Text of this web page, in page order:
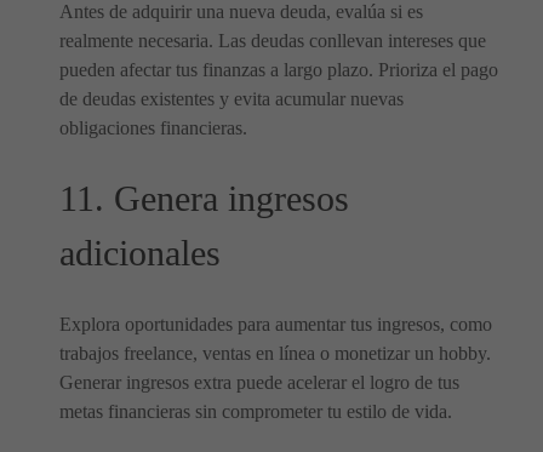
Antes de adquirir una nueva deuda, evalúa si es
realmente necesaria. Las deudas conllevan intereses que
pueden afectar tus finanzas a largo plazo. Prioriza el pago
de deudas existentes y evita acumular nuevas
obligaciones financieras.
11. Genera ingresos
adicionales
Explora oportunidades para aumentar tus ingresos, como
trabajos freelance, ventas en línea o monetizar un hobby.
Generar ingresos extra puede acelerar el logro de tus
metas financieras sin comprometer tu estilo de vida.